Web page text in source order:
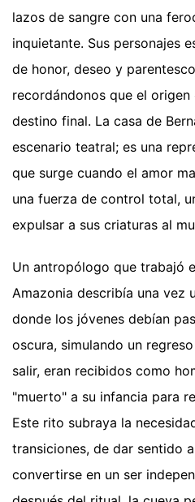
lazos de sangre con una
inquietante. Sus personajes
de honor, deseo y
recordándonos que el origen
destino final. La casa de
escenario teatral; es una
que surge cuando el amor
una fuerza de control total,
expulsar a sus criaturas al
Un antropólogo que trabajó
Amazonia describía una vez
donde los jóvenes debían
oscura, simulando un
salir, eran recibidos como
"muerto" a su infancia para
Este rito subraya la
transiciones, de dar sentido
convertirse en un ser